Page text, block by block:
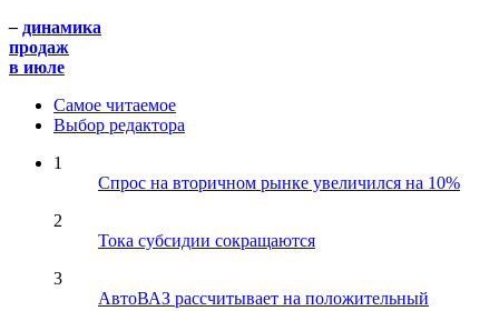
– динамика
продаж
в июле
Самое читаемое
Выбор редактора
1
Спрос на вторичном рынке увеличился на 10%
2
Тока субсидии сокращаются
3
АвтоВАЗ рассчитывает на положительный